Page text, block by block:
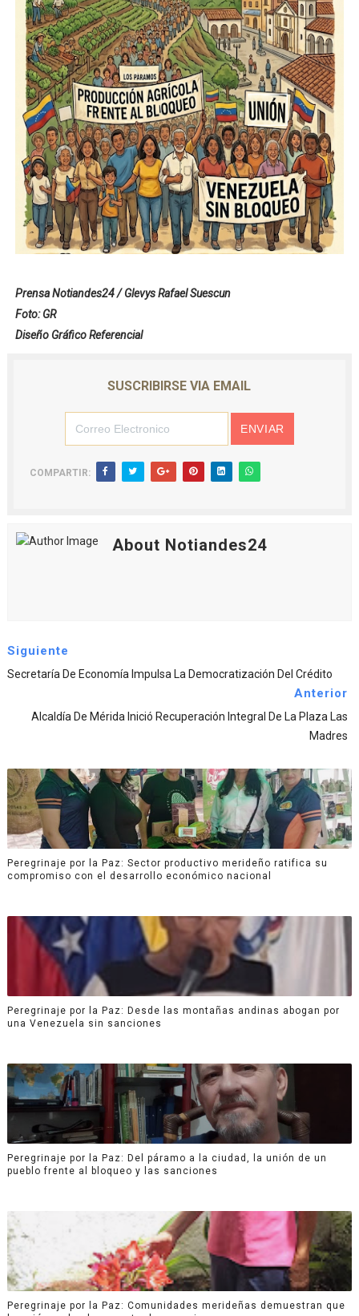
Prensa Notiandes24 / Glevys Rafael Suescun
Foto: GR
Diseño Gráfico Referencial
SUSCRIBIRSE VIA EMAIL
COMPARTIR:
About Notiandes24
Siguiente
Secretaría De Economía Impulsa La Democratización Del Crédito
Anterior
Alcaldía De Mérida Inició Recuperación Integral De La Plaza Las
Madres
Peregrinaje por la Paz: Sector productivo merideño ratifica su
compromiso con el desarrollo económico nacional
Peregrinaje por la Paz: Desde las montañas andinas abogan por
una Venezuela sin sanciones
Peregrinaje por la Paz: Del páramo a la ciudad, la unión de un
pueblo frente al bloqueo y las sanciones
Peregrinaje por la Paz: Comunidades merideñas demuestran que